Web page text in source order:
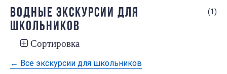
ВОДНЫЕ ЭКСКУРСИИ ДЛЯ
ШКОЛЬНИКОВ
(1)
Сортировка
← Все экскурсии для школьников